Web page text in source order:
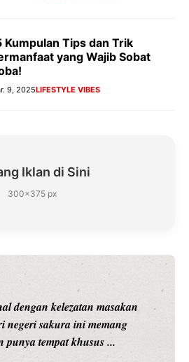
Kumpulan Tips dan Trik
yang Wajib Sobat
9, 2025LIFESTYLE VIBES
Iklan di Sini
300×375 px
dengan kelezatan masakan
negeri sakura ini memang
punya tempat khusus ...